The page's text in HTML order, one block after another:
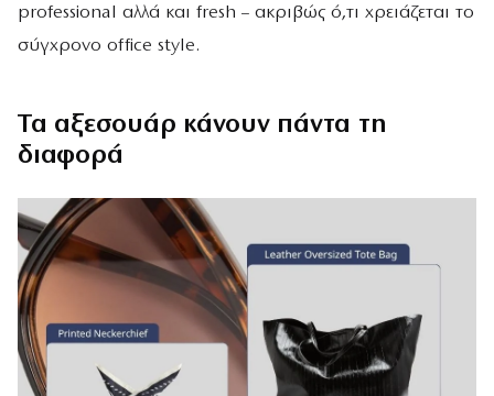
professional αλλά και fresh – ακριβώς ό,τι χρειάζεται το
σύγχρονο office style.
Τα αξεσουάρ κάνουν πάντα τη
διαφορά